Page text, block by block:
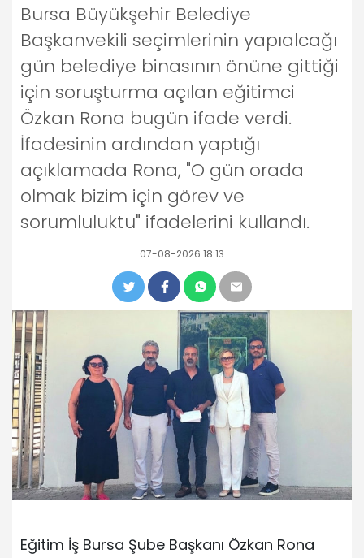
Bursa Büyükşehir Belediye
Başkanvekili seçimlerinin yapıalcağı
gün belediye binasının önüne gittiği
için soruşturma açılan eğitimci
Özkan Rona bugün ifade verdi.
İfadesinin ardından yaptığı
açıklamada Rona, "O gün orada
olmak bizim için görev ve
sorumluluktu" ifadelerini kullandı.
07-08-2026 18:13
Eğitim İş Bursa Şube Başkanı Özkan Rona